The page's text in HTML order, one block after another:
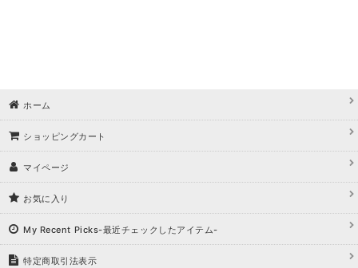
ホーム
ショッピングカート
マイページ
お気に入り
My Recent Picks-最近チェックしたアイテム-
特定商取引法表示